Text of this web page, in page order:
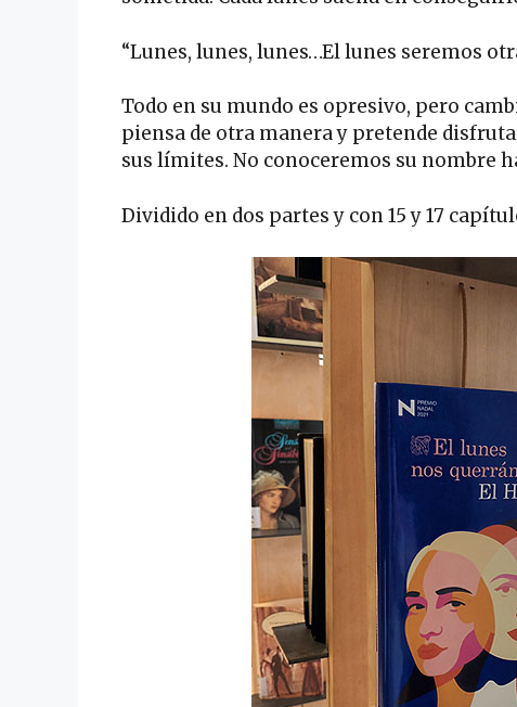
“Lunes, lunes, lunes…El lunes seremos
Todo en su mundo es opresivo, pero
piensa de otra manera y pretende
sus límites. No conoceremos su nombre
Dividido en dos partes y con 15 y 17